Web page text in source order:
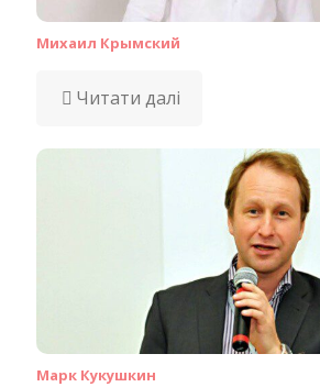
Михаил Крымский
Читати далі
Марк Кукушкин